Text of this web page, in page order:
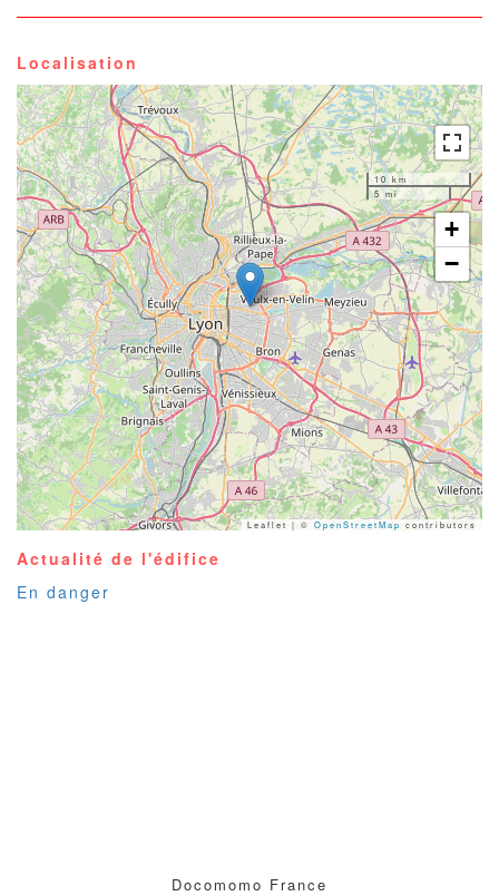
Localisation
10 km
5 mi
+
−
Leaflet | © OpenStreetMap contributors
Actualité de l'édifice
En danger
Docomomo France